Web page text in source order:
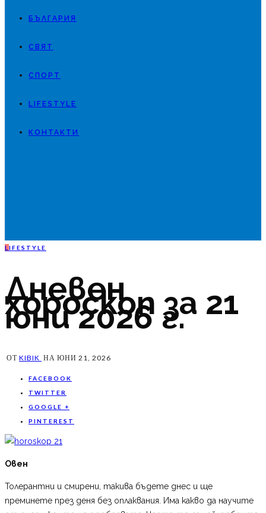
БЪЛГАРИЯ
СВЯТ
СПОРТ
LIFESTYLE
КОНТАКТИ
L IFESTYLE
Дневен
хороскоп за 21
юни 2026 г.
ОТ KIBIK НА ЮНИ 21, 2026
FACEBOOK
TWITTER
GOOGLE +
PINTEREST
Овен
Толерантни и смирени, такива бъдете днес и ще
преминете през деня без оплаквания. Има какво да научите